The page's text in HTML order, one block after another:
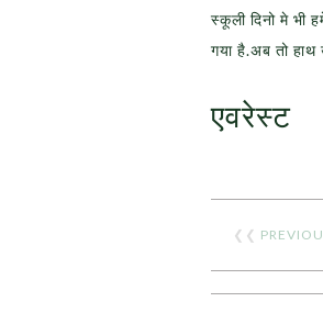
स्कूली दिनो मे भी
गया है.अब तो हाथ
एवरेस्ट
❮❮